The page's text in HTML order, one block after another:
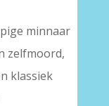
minnaar
zelfmoord,
klassiek